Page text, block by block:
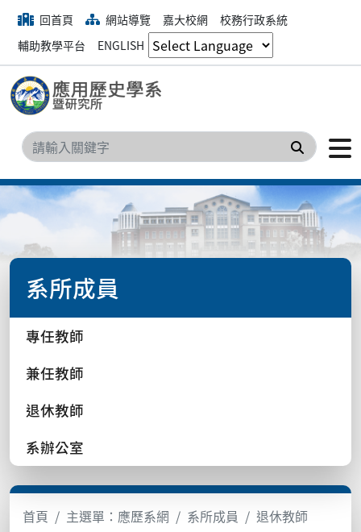
回首頁 網站導覽 嘉大校網
校務行政系統
輔助教學平台
ENGLISH
搜尋
系所成員
專任教師
兼任教師
退休教師
系辦公室
首頁 主選單：應歷系網 系所成員 退休教師